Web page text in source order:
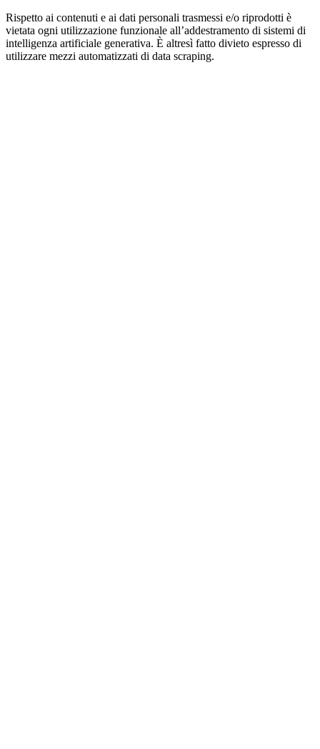
Rispetto ai contenuti e ai dati personali trasmessi e/o riprodotti è
vietata ogni utilizzazione funzionale all’addestramento di sistemi di
intelligenza artificiale generativa. È altresì fatto divieto espresso di
utilizzare mezzi automatizzati di data scraping.